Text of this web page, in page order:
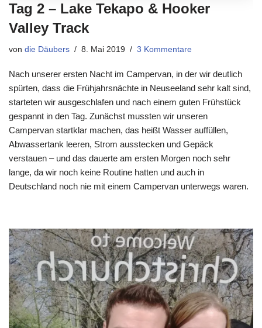
Tag 2 – Lake Tekapo & Hooker
Valley Track
von die Däubers 8. Mai 2019 3 Kommentare
Nach unserer ersten Nacht im Campervan, in der wir deutlich
spürten, dass die Frühjahrsnächte in Neuseeland sehr kalt sind,
starteten wir ausgeschlafen und nach einem guten Frühstück
gespannt in den Tag. Zunächst mussten wir unseren
Campervan startklar machen, das heißt Wasser auffüllen,
Abwassertank leeren, Strom ausstecken und Gepäck
verstauen – und das dauerte am ersten Morgen noch sehr
lange, da wir noch keine Routine hatten und auch in
Deutschland noch nie mit einem Campervan unterwegs waren.